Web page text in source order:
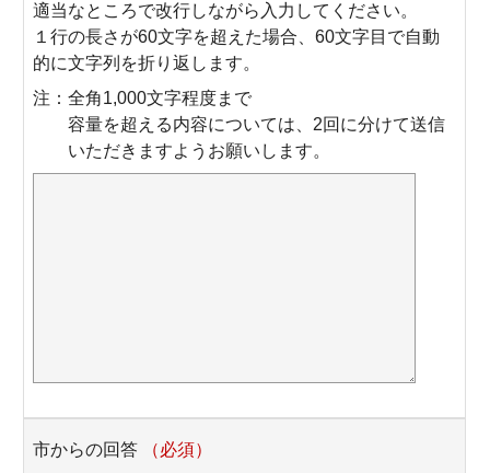
適当なところで改行しながら入力してください。
１行の長さが60文字を超えた場合、60文字目で自動
的に文字列を折り返します。
注：全角1,000文字程度まで
容量を超える内容については、2回に分けて送信
いただきますようお願いします。
市からの回答 （必須）